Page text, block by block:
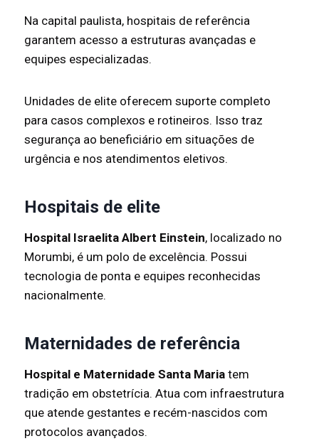
Na capital paulista, hospitais de referência
garantem acesso a estruturas avançadas e
equipes especializadas.
Unidades de elite oferecem suporte completo
para casos complexos e rotineiros. Isso traz
segurança ao beneficiário em situações de
urgência e nos atendimentos eletivos.
Hospitais de elite
Hospital Israelita Albert Einstein, localizado no
Morumbi, é um polo de excelência. Possui
tecnologia de ponta e equipes reconhecidas
nacionalmente.
Maternidades de referência
Hospital e Maternidade Santa Maria tem
tradição em obstetrícia. Atua com infraestrutura
que atende gestantes e recém-nascidos com
protocolos avançados.